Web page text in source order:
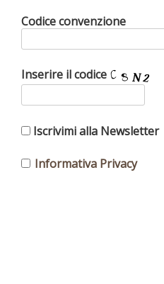
Codice convenzione
Inserire il codice
Iscrivimi alla Newsletter
Informativa Privacy